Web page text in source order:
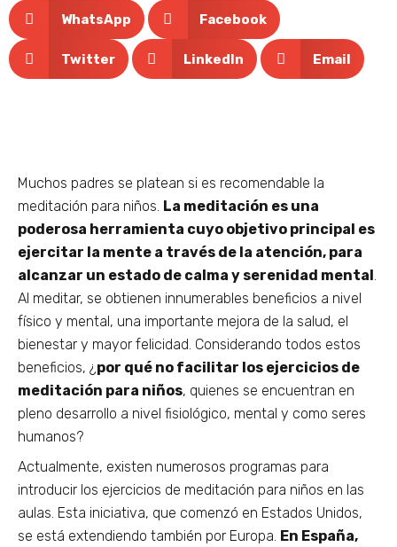
WhatsApp Facebook
Twitter LinkedIn Email
Muchos padres se platean si es recomendable la
meditación para niños. La meditación es una
poderosa herramienta cuyo objetivo principal es
ejercitar la mente a través de la atención, para
alcanzar un estado de calma y serenidad mental.
Al meditar, se obtienen innumerables beneficios a nivel
físico y mental, una importante mejora de la salud, el
bienestar y mayor felicidad. Considerando todos estos
beneficios, ¿por qué no facilitar los ejercicios de
meditación para niños, quienes se encuentran en
pleno desarrollo a nivel fisiológico, mental y como seres
humanos?
Actualmente, existen numerosos programas para
introducir los ejercicios de meditación para niños en las
aulas. Esta iniciativa, que comenzó en Estados Unidos,
se está extendiendo también por Europa. En España,